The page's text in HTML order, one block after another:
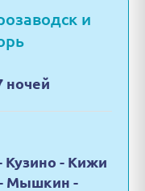
и
ночей
Кузино - Кижи
- Мышкин -